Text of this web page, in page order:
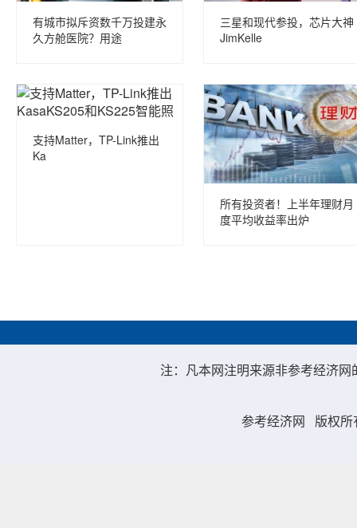
有城市拟斥资数千万投建永
久方舱医院？用途
三星和现代参投，芯片大神
JimKelle
支持Matter，TP-Link推出
Ka
所有投资者！上半年理财月
度平均收益率出炉
注：凡本网注明来源非参考经济
参考经济网 版权